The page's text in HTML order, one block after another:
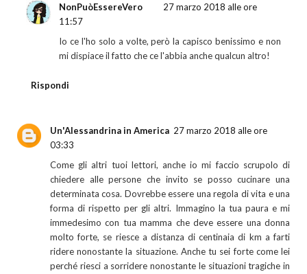
NonPuòEssereVero
27 marzo 2018 alle ore
11:57
Io ce l'ho solo a volte, però la capisco benissimo e non
mi dispiace il fatto che ce l'abbia anche qualcun altro!
Rispondi
Un'Alessandrina in America 27 marzo 2018 alle ore
03:33
Come gli altri tuoi lettori, anche io mi faccio scrupolo di
chiedere alle persone che invito se posso cucinare una
determinata cosa. Dovrebbe essere una regola di vita e una
forma di rispetto per gli altri. Immagino la tua paura e mi
immedesimo con tua mamma che deve essere una donna
molto forte, se riesce a distanza di centinaia di km a farti
ridere nonostante la situazione. Anche tu sei forte come lei
perché riesci a sorridere nonostante le situazioni tragiche in